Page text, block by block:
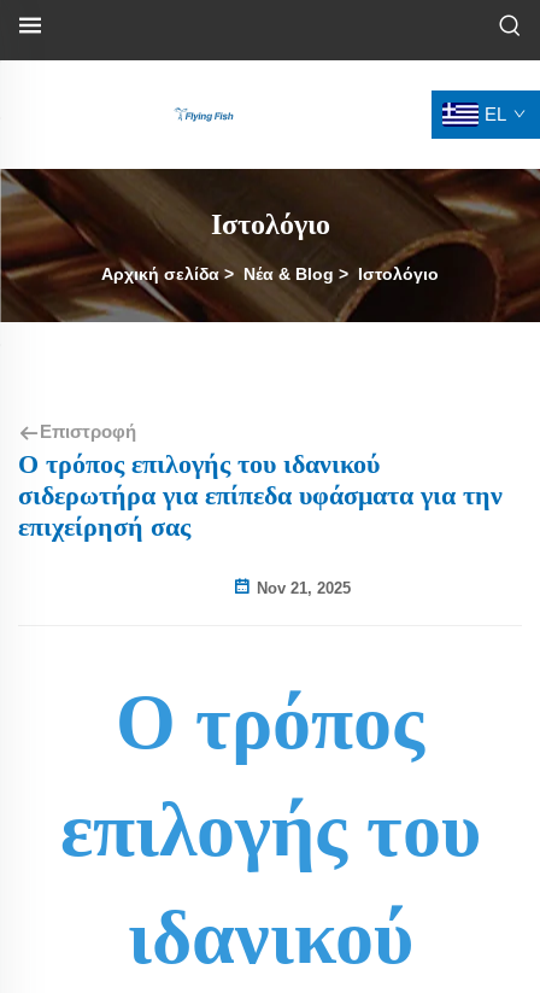
EL
Ιστολόγιο
Αρχική σελίδα> Νέα & Blog > Ιστολόγιο
Επιστροφή
Ο τρόπος επιλογής του ιδανικού
σιδερωτήρα για επίπεδα υφάσματα για την
επιχείρησή σας
Nov 21, 2025
Ο τρόπος
επιλογής του
ιδανικού